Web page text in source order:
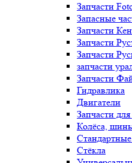
Запчасти
Запасные
Запчасти
Запчасти
Запчасти
запчасти
Запчасти
Гидравлика
Двигатели
Запчасти
Колёса,
Стёкла